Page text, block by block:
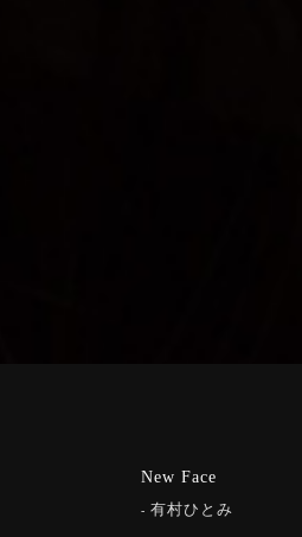
New Face
有村ひとみ